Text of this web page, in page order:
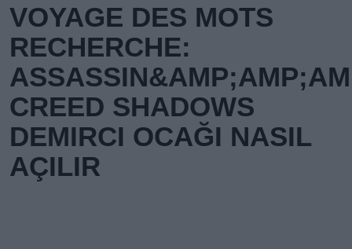
VOYAGE DES MOTS
RECHERCHE:
CREED SHADOWS
DEMIRCI OCAĞI NASIL
AÇILIR